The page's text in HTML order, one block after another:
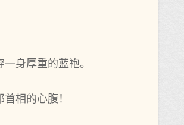
身厚重的蓝袍。
相的心腹！